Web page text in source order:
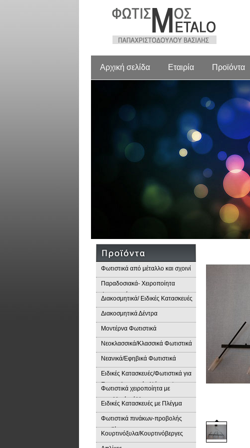
Αρχική σελίδα Εταιρία Προϊόντα
Φωτιστικά από μέταλλο και σχοινί
Παραδοσιακά- Χειροποίητα
Φωτιστικά
Διακοσμητικά/ Ειδικές Κατασκευές
Διακοσμητικά Δέντρα
Μοντέρνα Φωτιστικά
Νεοκλασσικά/Κλασσικά Φωτιστικά
Νεανικά/Εφηβικά Φωτιστικά
Ειδικές Κατασκευές/Φωτιστικά για
Επαγγελματικούς Χώρους/
Παραδοσιακά Φωτιστικά
Φωτιστικά χειροποίητα με
μεταλλικά φύλλα
Ειδικές Κατασκευές με Πλέγμα
Φωτιστικά πινάκων-προβολής
προϊόντων
Κουρτινόξυλα/Κουρτινόβεργες